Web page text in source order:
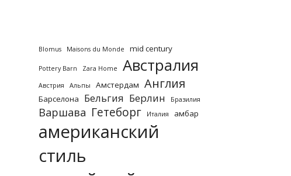
Blomus Maisons du Monde mid century
Pottery Barn Zara Home Австралия
Австрия Альпы Амстердам Англия
Барселона Бельгия Берлин Бразилия
Варшава Гетеборг Италия амбар
американский
стиль